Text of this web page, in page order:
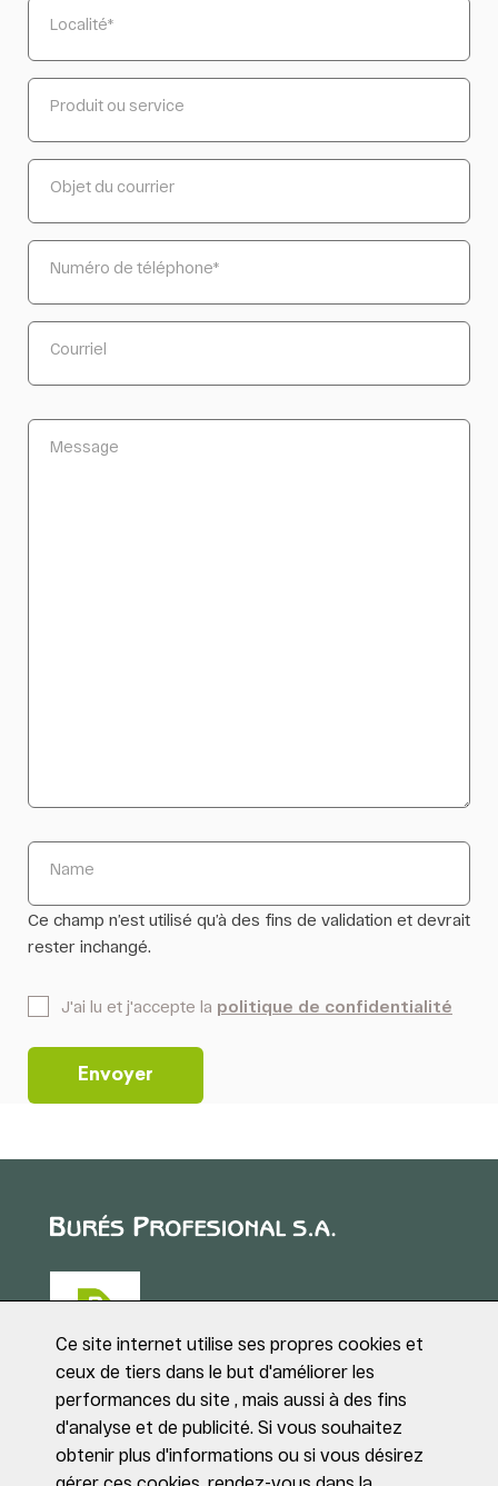
Localité*
Produit ou service
Objet du courrier
Numéro de téléphone*
Courriel
Message
Name
Ce champ n’est utilisé qu’à des fins de validation et devrait
rester inchangé.
J'ai lu et j'accepte la politique de confidentialité
Puig de Sant Roc, 1
17180 VILABLAREIX
(Girona)
Tel. +34 972 40 50 95
Ce site internet utilise ses propres cookies et
ceux de tiers dans le but d'améliorer les
performances du site , mais aussi à des fins
d'analyse et de publicité. Si vous souhaitez
obtenir plus d'informations ou si vous désirez